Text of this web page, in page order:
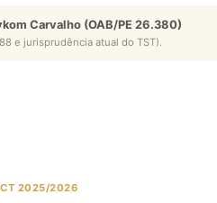
Carvalho (OAB/PE 26.380)
e jurisprudência atual do TST).
2025/2026